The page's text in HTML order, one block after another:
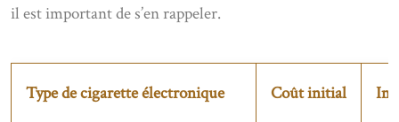
il est important de s’en rappeler.
Type de cigarette électronique Coût initial